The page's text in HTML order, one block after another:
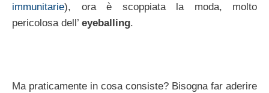
immunitarie), ora è scoppiata la moda, molto
pericolosa dell’ eyeballing.
Ma praticamente in cosa consiste? Bisogna far aderire